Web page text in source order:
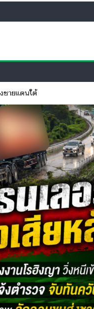
ชายแดนใต้